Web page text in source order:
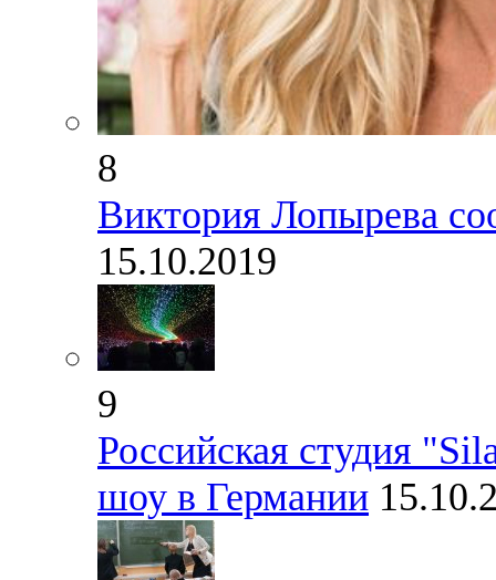
8
Виктория Лопырева
15.10.2019
9
Российская студия
шоу в Германии